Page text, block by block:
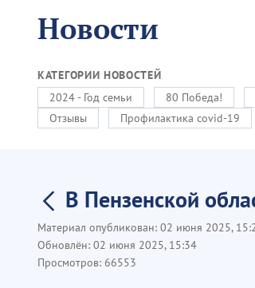
Новости
КАТЕГОРИИ НОВОСТЕЙ
2024 - Год семьи
80 Победа!
Отзывы
Профилактика covid-19
В Пензенской
Материал опубликован: 02 июня 2025,
Обновлён: 02 июня 2025, 15:34
Просмотров: 66553